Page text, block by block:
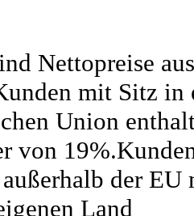
Nettopreise
mit Sitz in
Union
von
der
Land